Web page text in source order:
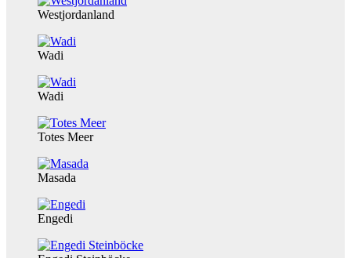
Westjordanland
Wadi
Wadi
Totes Meer
Masada
Engedi